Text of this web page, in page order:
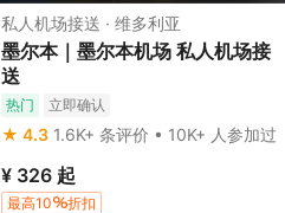
私人机场接送 · 维多利亚
墨尔本｜墨尔本机场 私人机场接
送
热门 立即确认
★ 4.3 1.6K+ 条评价 • 10K+ 人参加过
¥ 326 起
最高10 折扣